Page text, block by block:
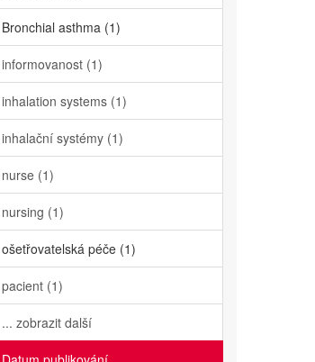
Bronchial asthma (1)
informovanost (1)
inhalation systems (1)
inhalační systémy (1)
nurse (1)
nursing (1)
ošetřovatelská péče (1)
pacient (1)
... zobrazit další